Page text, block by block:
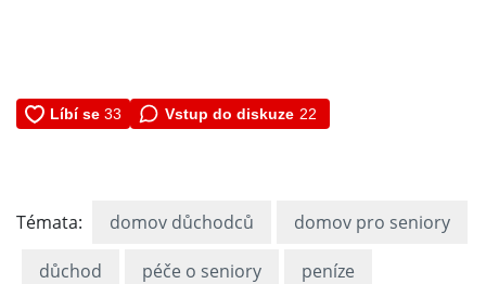
Vstup do diskuze 22
Témata: domov důchodců domov pro seniory
důchod péče o seniory peníze